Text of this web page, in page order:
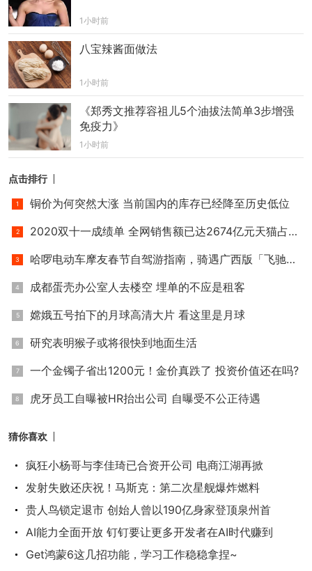
1小时前
八宝辣酱面做法
1小时前
《郑秀文推荐容祖儿5个油拔法简单3步增强
免疫力》
1小时前
点击排行
铜价为何突然大涨 当前国内的库存已经降至历史低位
2020双十一成绩单 全网销售额已达2674亿元天猫占比超六成
哈啰电动车摩友春节自驾游指南，骑遇广西版「飞驰人生」
成都蛋壳办公室人去楼空 埋单的不应是租客
嫦娥五号拍下的月球高清大片 看这里是月球
研究表明猴子或将很快到地面生活
一个金镯子省出1200元！金价真跌了 投资价值还在吗?
虎牙员工自曝被HR抬出公司 自曝受不公正待遇
猜你喜欢
疯狂小杨哥与李佳琦已合资开公司 电商江湖再掀
发射失败还庆祝！马斯克：第二次星舰爆炸燃料
贵人鸟锁定退市 创始人曾以190亿身家登顶泉州首
AI能力全面开放 钉钉要让更多开发者在AI时代赚到
Get鸿蒙6这几招功能，学习工作稳稳拿捏~